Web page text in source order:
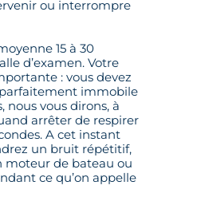
ou interrompre
15 à 30
d’examen. Votre
: vous devez
immobile
nous vous dirons, à
arrêter de respirer
A cet instant
un bruit répétitif,
moteur de bateau ou
ce qu’on appelle